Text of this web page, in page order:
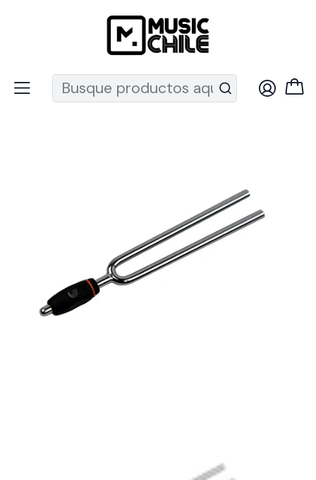
Recuerda que ahora nos puedes encontrar en el MUT
Instrumentos de Cuerda Guitarras